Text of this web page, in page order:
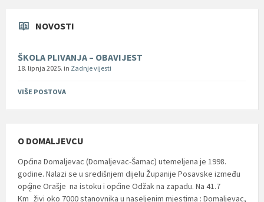
NOVOSTI
ŠKOLA PLIVANJA – OBAVIJEST
18. lipnja 2025. in Zadnje vijesti
VIŠE POSTOVA
O DOMALJEVCU
Općina Domaljevac (Domaljevac-Šamac) utemeljena je 1998.
godine. Nalazi se u središnjem dijelu Županije Posavske između
općine Orašje na istoku i općine Odžak na zapadu. Na 41.7
Km
2
živi oko 7000 stanovnika u naseljenim mjestima : Domaljevac,